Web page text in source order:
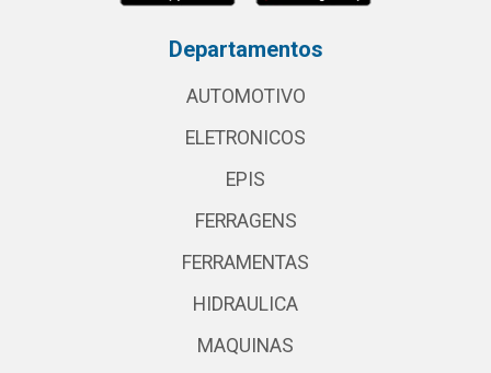
Departamentos
AUTOMOTIVO
ELETRONICOS
EPIS
FERRAGENS
FERRAMENTAS
HIDRAULICA
MAQUINAS